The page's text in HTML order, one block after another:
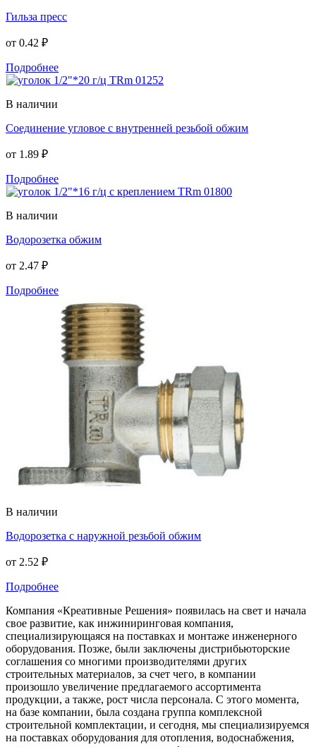
Гильза пресс
от 0.42 ₽
Подробнее
В наличии
Соединение угловое с внутренней резьбой обжим
от 1.89 ₽
Подробнее
В наличии
Водорозетка обжим
от 2.47 ₽
Подробнее
В наличии
Водорозетка с наружной резьбой обжим
от 2.52 ₽
Подробнее
Компания «Креативные Решения» появилась на свет и начала
свое развитие, как инжиниринговая компания,
специализирующаяся на поставках и монтаже инженерного
оборудования. Позже, были заключены дистрибьюторские
соглашения со многими производителями других
строительных материалов, за счет чего, в компании
произошло увеличение предлагаемого ассортимента
продукции, а также, рост числа персонала. С этого момента,
на базе компании, была создана группа комплексной
строительной комплектации, и сегодня, мы специализируемся
на поставках оборудования для отопления, водоснабжения,